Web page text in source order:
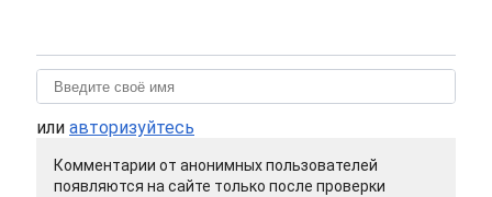
или авторизуйтесь
Комментарии от анонимных пользователей
появляются на сайте только после проверки